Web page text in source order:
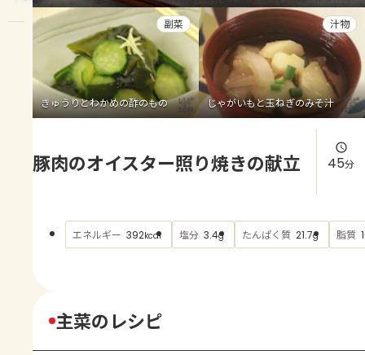
トーク
よくあるお問い合わせ
お買い物
AJINOMOTO PARK とは
きゅうりとわかめの酢のもの
副菜
じゃがいもと玉ねぎのみそ汁
汁物
豚肉のオイスター照り焼きの献立 45分
エネルギー 392kcal 塩分 3.4g たんぱく質 21.7g 脂質
主菜のレシピ